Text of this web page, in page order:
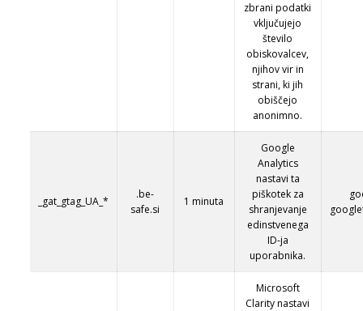
zbrani podatki
vključujejo
število
obiskovalcev,
njihov vir in
strani, ki jih
obiščejo
anonimno.
_gat_gtag_UA_*
.be-
safe.si
1 minuta
Google
Analytics
nastavi ta
piškotek za
shranjevanje
edinstvenega
ID-ja
uporabnika.
Microsoft
Clarity nastavi